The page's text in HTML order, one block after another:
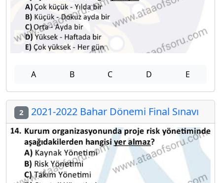
A B C D E
2 2021-2022 Bahar Dönemi Final Sınavı